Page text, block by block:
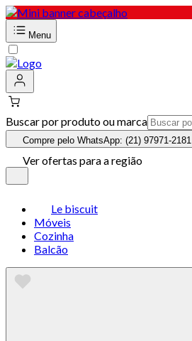
Menu
Buscar por produto ou marca
Compre pelo WhatsApp: (21) 97971-2181
Ver ofertas para a região
Le biscuit
Móveis
Cozinha
Balcão